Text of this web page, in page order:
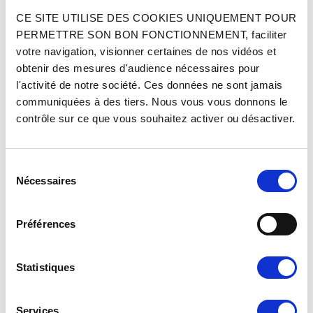
CE SITE UTILISE DES COOKIES UNIQUEMENT POUR
PERMETTRE SON BON FONCTIONNEMENT, faciliter
votre navigation, visionner certaines de nos vidéos et
obtenir des mesures d'audience nécessaires pour
l'activité de notre société. Ces données ne sont jamais
communiquées à des tiers. Nous vous vous donnons le
contrôle sur ce que vous souhaitez activer ou désactiver.
Nécessaires
Préférences
Statistiques
Services
AJOUTER AU PANIER
BEST SELLERS
EN STOCK